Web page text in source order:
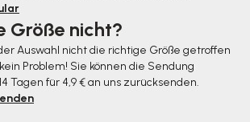
Größe nicht?
Auswahl nicht die richtige Größe getroffen
Problem! Sie können die Sendung
Tagen für 4,9 € an uns zurücksenden.